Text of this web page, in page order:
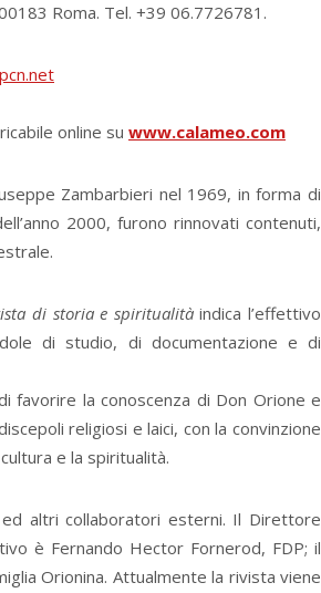
Roma. Tel. +39 06.7726781.
online su www.calameo.com
Zambarbieri nel 1969, in forma di
2000, furono rinnovati contenuti,
di storia e spiritualitàindica l’effettivo
di studio, di documentazione e di
favorire la conoscenza di Don Orione e
religiosi e laici, con la convinzione
e la spiritualità.
altri collaboratori esterni. Il Direttore
è Fernando Hector Fornerod, FDP; il
Orionina. Attualmente la rivista viene